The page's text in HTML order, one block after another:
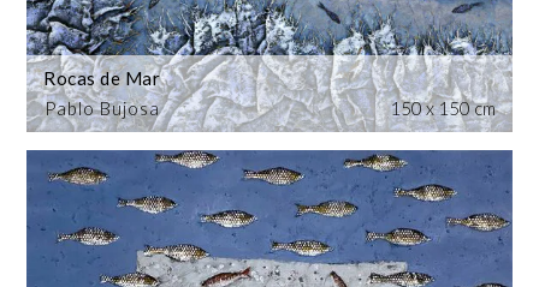
Pablo Bujosa
Rocas de Mar
150 x 150 cm